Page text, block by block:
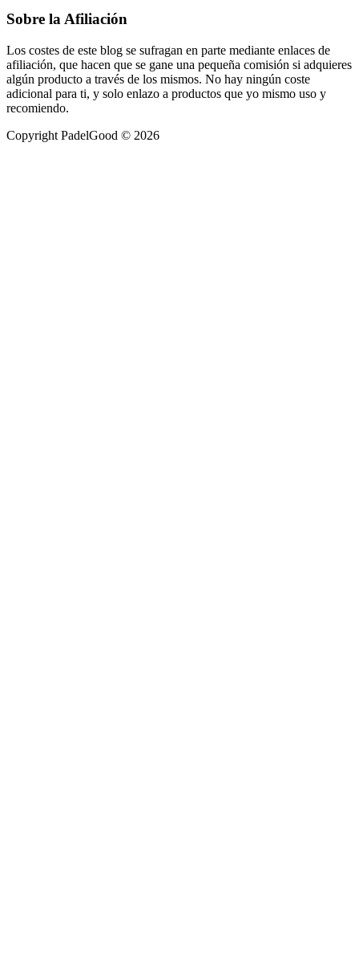
Sobre la Afiliación
Los costes de este blog se sufragan en parte mediante enlaces de
afiliación, que hacen que se gane una pequeña comisión si adquieres
algún producto a través de los mismos. No hay ningún coste
adicional para ti, y solo enlazo a productos que yo mismo uso y
recomiendo.
Copyright PadelGood © 2026